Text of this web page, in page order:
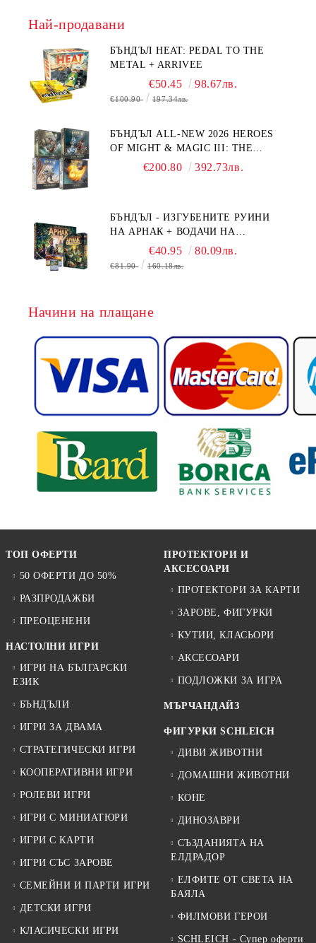
Най-продавани
БЪНДЪЛ HEAT: PEDAL TO THE
METAL + ARRIVEE
€50.45 98.67лв.
€100.90 197.34лв.
БЪНДЪЛ ALL-NEW 2026 HEROES
OF MIGHT & MAGIC III: THE
BOARD GAME EXPANSIONS -
€200.80 392.73лв.
БЪНДЪЛ - ИЗГУБЕНИТЕ РУИНИ
НА АРНАК + ВОДАЧИ НА
ЕКСПЕДИЦИИ + ПРОМО КАРТИ
БЕЗПЛАТНО
€40.95 80.09лв.
€81.90 160.18лв.
Начини на плащане
ТОП ОФЕРТИ
50 ОФЕРТИ ДО 50%
РАЗПРОДАЖБИ
ПРЕОЦЕНЕНИ
НАСТОЛНИ ИГРИ
ИГРИ НА БЪЛГАРСКИ
ЕЗИК
БЪНДЪЛИ
ИГРИ ЗА ДВАМА
СТРАТЕГИЧЕСКИ ИГРИ
КООПЕРАТИВНИ ИГРИ
РОЛЕВИ ИГРИ
ИГРИ С МИНИАТЮРИ
ИГРИ С КАРТИ
ИГРИ СЪС ЗАРОВЕ
СЕМЕЙНИ И ПАРТИ ИГРИ
ДЕТСКИ ИГРИ
КЛАСИЧЕСКИ ИГРИ
ПРОТЕКТОРИ И
АКСЕСОАРИ
ПРОТЕКТОРИ ЗА КАРТИ
ЗАРОВЕ, ФИГУРКИ
КУТИИ, КЛАСЬОРИ
АКСЕСОАРИ
ПОДЛОЖКИ ЗА ИГРА
МЪРЧАНДАЙЗ
ФИГУРКИ SCHLEICH
ДИВИ ЖИВОТНИ
ДОМАШНИ ЖИВОТНИ
КОНЕ
ДИНОЗАВРИ
СЪЗДАНИЯТА НА
ЕЛДРАДОР
ЕЛФИТЕ ОТ СВЕТА НА
БАЯЛА
ФИЛМОВИ ГЕРОИ
SCHLEICH - Супер оферти